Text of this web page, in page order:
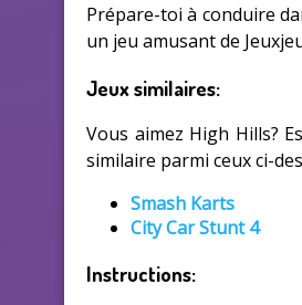
Prépare-toi à conduire
un jeu amusant de
Jeux similaires:
Vous aimez High Hills?
similaire parmi ceux ci-
Smash Karts
City Car Stunt 4
Instructions: